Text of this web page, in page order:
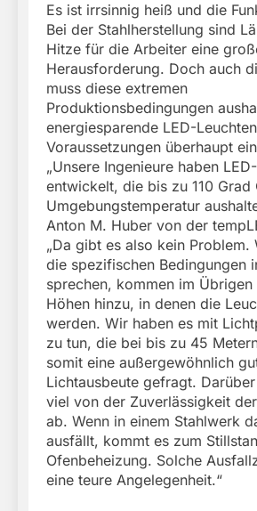
Es ist irrsinnig heiß und die
Bei der Stahlherstellung sind
Hitze für die Arbeiter eine
Herausforderung. Doch auch
muss diese extremen
Produktionsbedingungen
energiesparende LED-
Voraussetzungen überhaupt
„Unsere Ingenieure haben
entwickelt, die bis zu 110 Grad
Umgebungstemperatur
Anton M. Huber von der
„Da gibt es also kein Problem.
die spezifischen Bedingungen
sprechen, kommen im
Höhen hinzu, in denen die
werden. Wir haben es mit
zu tun, die bei bis zu 45
somit eine außergewöhnlich
Lichtausbeute gefragt.
viel von der Zuverlässigkeit
ab. Wenn in einem Stahlwerk
ausfällt, kommt es zum
Ofenbeheizung. Solche
eine teure Angelegenheit.“